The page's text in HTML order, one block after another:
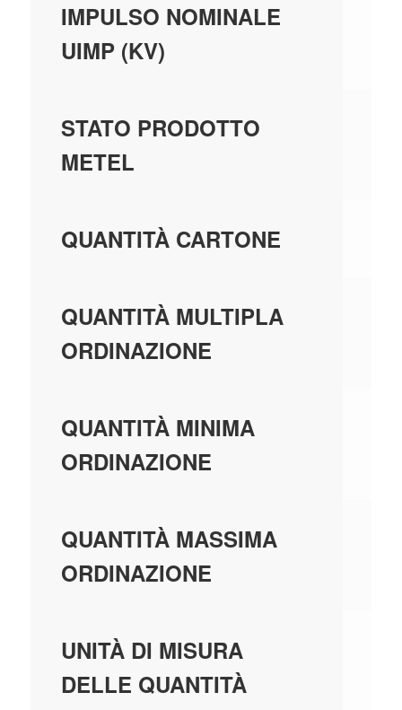
IMPULSO NOMINALE
UIMP (KV)
STATO PRODOTTO
METEL
QUANTITÀ CARTONE
QUANTITÀ MULTIPLA
ORDINAZIONE
QUANTITÀ MINIMA
ORDINAZIONE
QUANTITÀ MASSIMA
ORDINAZIONE
UNITÀ DI MISURA
DELLE QUANTITÀ